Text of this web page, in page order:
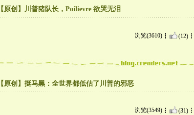
【原创】川普猪队长，Poilievre 欲哭无泪
浏览(3610) (12)
【原创】挺马黑：全世界都低估了川普的邪恶
浏览(3549) (31)